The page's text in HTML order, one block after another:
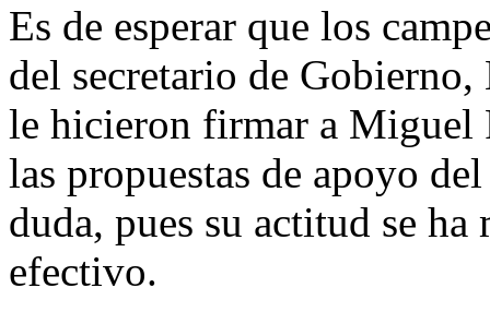
Es de esperar que los
del secretario de
le hicieron firmar a Miguel
las propuestas de apoyo
duda, pues su actitud se
efectivo.